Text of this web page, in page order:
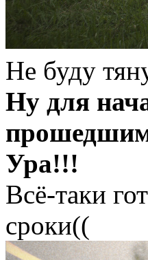
Не буду
Ну для
Ура!!!
Всё-таки
сроки((